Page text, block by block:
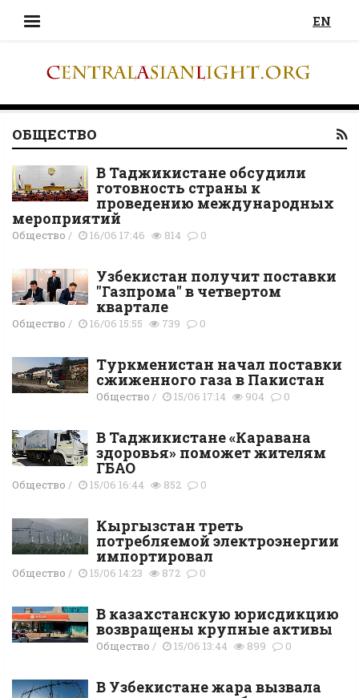
EN
ОБЩЕСТВО
В Таджикистане обсудили
готовность страны к
проведению международных
мероприятий
Общество / 16/06 17:46 814 0
Узбекистан получит поставки
"Газпрома" в четвертом
квартале
Общество / 16/06 15:55 739 0
Туркменистан начал поставки
сжиженного газа в Пакистан
Общество / 15/06 17:14 904 0
В Таджикистане «Каравана
здоровья» поможет жителям
ГБАО
Общество / 15/06 16:44 852 0
Кыргызстан треть
потребляемой электроэнергии
импортировал
Общество / 15/06 14:23 872 0
В казахстанскую юрисдикцию
возвращены крупные активы
Общество / 15/06 13:44 899 0
В Узбекистане жара вызвала